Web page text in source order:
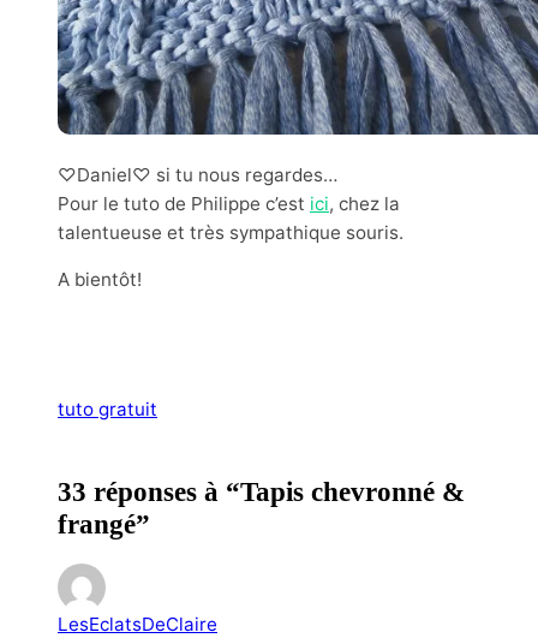
♡Daniel♡ si tu nous regardes…
Pour le tuto de Philippe c’est ici, chez la
talentueuse et très sympathique souris.
A bientôt!
tuto gratuit
33 réponses à “Tapis chevronné &
frangé”
LesEclatsDeClaire